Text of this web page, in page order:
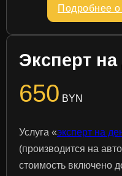
Подробнее
Эксперт
650 BYN
Услуга «эксперт на
(производится на
стоимость включено